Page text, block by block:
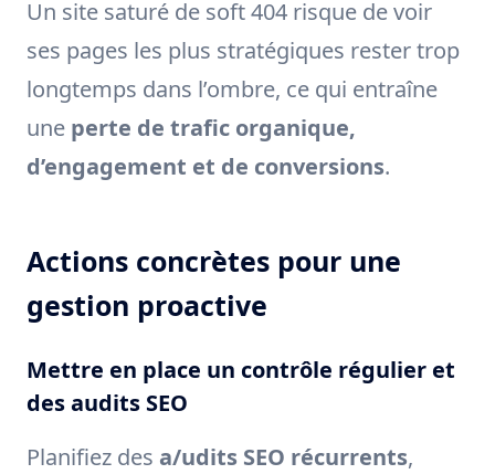
Un site saturé de soft 404 risque de voir
ses pages les plus stratégiques rester trop
longtemps dans l’ombre, ce qui entraîne
une perte de trafic organique,
d’engagement et de conversions.
Actions concrètes pour une
gestion proactive
Mettre en place un contrôle régulier et
des audits SEO
Planifiez des a/udits SEO récurrents,